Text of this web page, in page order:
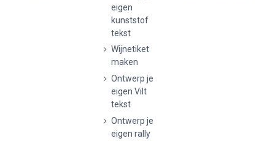
eigen
kunststof
tekst
Wijnetiket
maken
Ontwerp je
eigen Vilt
tekst
Ontwerp je
eigen rally